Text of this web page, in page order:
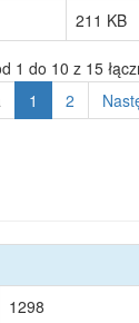
211 KB
1 do 10 z 15
1 2
1298